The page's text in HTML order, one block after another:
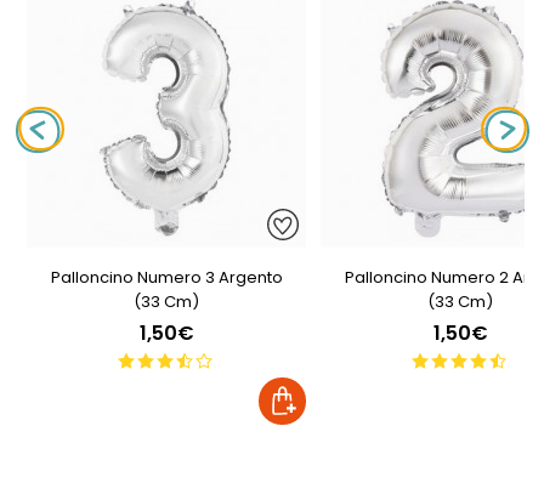
Palloncino Numero 3 Argento
(33 Cm)
1,50€
Palloncino Numero 2
(33 Cm)
1,50€